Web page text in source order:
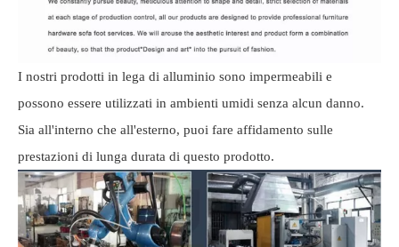
I nostri prodotti in lega di alluminio sono impermeabili e
possono essere utilizzati in ambienti umidi senza alcun danno.
Sia all'interno che all'esterno, puoi fare affidamento sulle
prestazioni di lunga durata di questo prodotto.